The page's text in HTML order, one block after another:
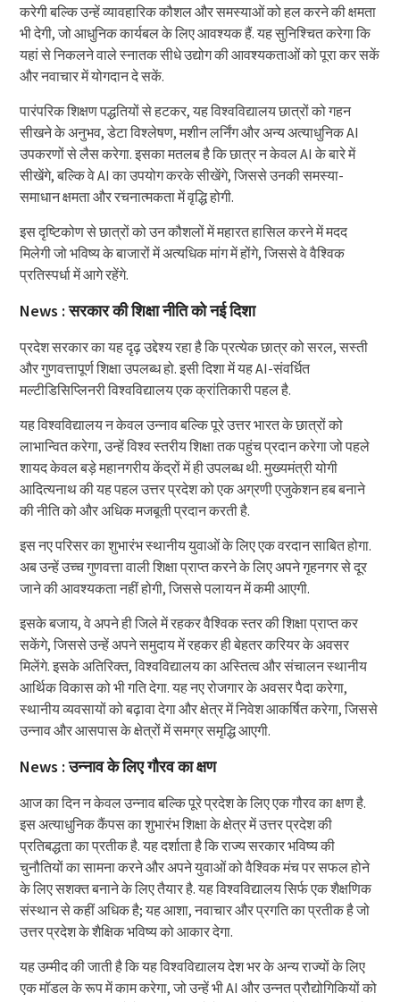
करेगी बल्कि उन्हें व्यावहारिक कौशल और समस्याओं को हल करने की क्षमता
भी देगी, जो आधुनिक कार्यबल के लिए आवश्यक हैं. यह सुनिश्चित करेगा कि
यहां से निकलने वाले स्नातक सीधे उद्योग की आवश्यकताओं को पूरा कर सकें
और नवाचार में योगदान दे सकें.
पारंपरिक शिक्षण पद्धतियों से हटकर, यह विश्वविद्यालय छात्रों को गहन
सीखने के अनुभव, डेटा विश्लेषण, मशीन लर्निंग और अन्य अत्याधुनिक AI
उपकरणों से लैस करेगा. इसका मतलब है कि छात्र न केवल AI के बारे में
सीखेंगे, बल्कि वे AI का उपयोग करके सीखेंगे, जिससे उनकी समस्या-
समाधान क्षमता और रचनात्मकता में वृद्धि होगी.
इस दृष्टिकोण से छात्रों को उन कौशलों में महारत हासिल करने में मदद
मिलेगी जो भविष्य के बाजारों में अत्यधिक मांग में होंगे, जिससे वे वैश्विक
प्रतिस्पर्धा में आगे रहेंगे.
News : सरकार की शिक्षा नीति को नई दिशा
प्रदेश सरकार का यह दृढ़ उद्देश्य रहा है कि प्रत्येक छात्र को सरल, सस्ती
और गुणवत्तापूर्ण शिक्षा उपलब्ध हो. इसी दिशा में यह AI-संवर्धित
मल्टीडिसिप्लिनरी विश्वविद्यालय एक क्रांतिकारी पहल है.
यह विश्वविद्यालय न केवल उन्नाव बल्कि पूरे उत्तर भारत के छात्रों को
लाभान्वित करेगा, उन्हें विश्व स्तरीय शिक्षा तक पहुंच प्रदान करेगा जो पहले
शायद केवल बड़े महानगरीय केंद्रों में ही उपलब्ध थी. मुख्यमंत्री योगी
आदित्यनाथ की यह पहल उत्तर प्रदेश को एक अग्रणी एजुकेशन हब बनाने
की नीति को और अधिक मजबूती प्रदान करती है.
इस नए परिसर का शुभारंभ स्थानीय युवाओं के लिए एक वरदान साबित होगा.
अब उन्हें उच्च गुणवत्ता वाली शिक्षा प्राप्त करने के लिए अपने गृहनगर से दूर
जाने की आवश्यकता नहीं होगी, जिससे पलायन में कमी आएगी.
इसके बजाय, वे अपने ही जिले में रहकर वैश्विक स्तर की शिक्षा प्राप्त कर
सकेंगे, जिससे उन्हें अपने समुदाय में रहकर ही बेहतर करियर के अवसर
मिलेंगे. इसके अतिरिक्त, विश्वविद्यालय का अस्तित्व और संचालन स्थानीय
आर्थिक विकास को भी गति देगा. यह नए रोजगार के अवसर पैदा करेगा,
स्थानीय व्यवसायों को बढ़ावा देगा और क्षेत्र में निवेश आकर्षित करेगा, जिससे
उन्नाव और आसपास के क्षेत्रों में समग्र समृद्धि आएगी.
News : उन्नाव के लिए गौरव का क्षण
आज का दिन न केवल उन्नाव बल्कि पूरे प्रदेश के लिए एक गौरव का क्षण है.
इस अत्याधुनिक कैंपस का शुभारंभ शिक्षा के क्षेत्र में उत्तर प्रदेश की
प्रतिबद्धता का प्रतीक है. यह दर्शाता है कि राज्य सरकार भविष्य की
चुनौतियों का सामना करने और अपने युवाओं को वैश्विक मंच पर सफल होने
के लिए सशक्त बनाने के लिए तैयार है. यह विश्वविद्यालय सिर्फ एक शैक्षणिक
संस्थान से कहीं अधिक है; यह आशा, नवाचार और प्रगति का प्रतीक है जो
उत्तर प्रदेश के शैक्षिक भविष्य को आकार देगा.
यह उम्मीद की जाती है कि यह विश्वविद्यालय देश भर के अन्य राज्यों के लिए
एक मॉडल के रूप में काम करेगा, जो उन्हें भी AI और उन्नत प्रौद्योगिकियों को